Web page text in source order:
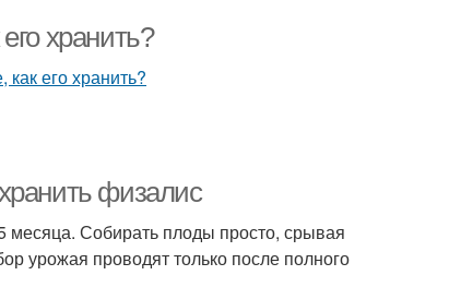
хранить?
физалис
месяца. Собирать плоды просто, срывая
урожая проводят только после полного